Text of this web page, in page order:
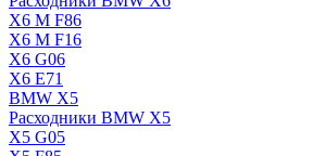
X6 M F86
X6 M F16
X6 G06
X6 E71
BMW X5
Расходники BMW X5
X5 G05